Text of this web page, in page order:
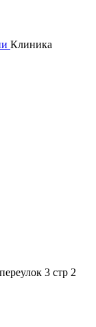
Клиника
3 стр 2